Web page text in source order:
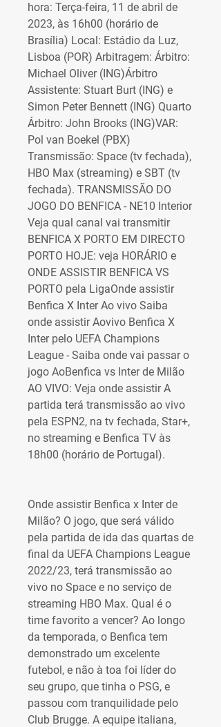
hora: Terça-feira, 11 de abril de
2023, às 16h00 (horário de
Brasília) Local: Estádio da Luz,
Lisboa (POR) Arbitragem: Árbitro:
Michael Oliver (ING)Árbitro
Assistente: Stuart Burt (ING) e
Simon Peter Bennett (ING) Quarto
Árbitro: John Brooks (ING)VAR:
Pol van Boekel (PBX)
Transmissão: Space (tv fechada),
HBO Max (streaming) e SBT (tv
fechada). TRANSMISSÃO DO
JOGO DO BENFICA - NE10 Interior
Veja qual canal vai transmitir
BENFICA X PORTO EM DIRECTO
PORTO HOJE: veja HORÁRIO e
ONDE ASSISTIR BENFICA VS
PORTO pela LigaOnde assistir
Benfica X Inter Ao vivo Saiba
onde assistir Aovivo Benfica X
Inter pelo UEFA Champions
League - Saiba onde vai passar o
jogo AoBenfica vs Inter de Milão
AO VIVO: Veja onde assistir A
partida terá transmissão ao vivo
pela ESPN2, na tv fechada, Star+,
no streaming e Benfica TV às
18h00 (horário de Portugal).
Onde assistir Benfica x Inter de
Milão? O jogo, que será válido
pela partida de ida das quartas de
final da UEFA Champions League
2022/23, terá transmissão ao
vivo no Space e no serviço de
streaming HBO Max. Qual é o
time favorito a vencer? Ao longo
da temporada, o Benfica tem
demonstrado um excelente
futebol, e não à toa foi líder do
seu grupo, que tinha o PSG, e
passou com tranquilidade pelo
Club Brugge. A equipe italiana,